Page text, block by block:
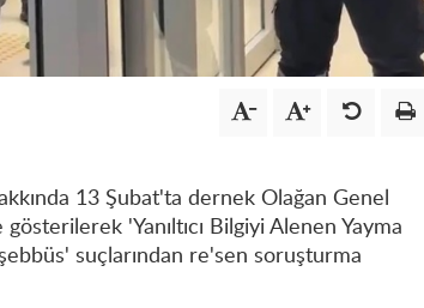
13 Şubat'ta dernek Olağan Genel
'Yanıltıcı Bilgiyi Alenen Yayma
suçlarından re'sen soruşturma